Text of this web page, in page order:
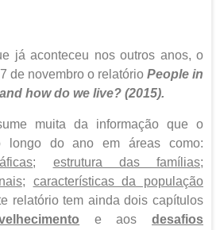
já aconteceu nos outros anos, o
de novembro o relatório People in
how do we live? (2015).
muita da informação que o
longo do ano em áreas como:
; estrutura das famílias;
; características da população
relatório tem ainda dois capítulos
e aosdesafios